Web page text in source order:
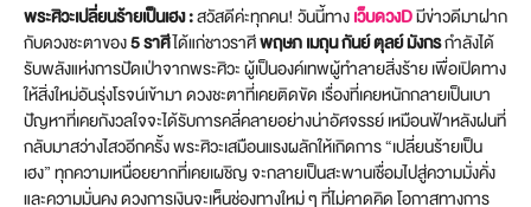
พระศิวะเปลี่ยนร้ายเป็นเฮง :สวัสดีค่ะทุกคน! วันนี้ทางเว็บดวงDมีข่าวดีมาฝาก
กับดวงชะตาของ5 ราศีได้แก่ชาวราศีพฤษภ เมถุน กันย์ ตุลย์ มังกรกำลังได้
รับพลังแห่งการปัดเป่าจากพระศิวะ ผู้เป็นองค์เทพผู้ทำลายสิ่งร้าย เพื่อเปิดทาง
ให้สิ่งใหม่อันรุ่งโรจน์เข้ามา ดวงชะตาที่เคยติดขัด เรื่องที่เคยหนักกลายเป็นเบา
ปัญหาที่เคยกังวลใจจะได้รับการคลี่คลายอย่างน่าอัศจรรย์ เหมือนฟ้าหลังฝนที่
กลับมาสว่างไสวอีกครั้ง พระศิวะเสมือนแรงผลักให้เกิดการ “เปลี่ยนร้ายเป็น
เฮง” ทุกความเหนื่อยยากที่เคยเผชิญ จะกลายเป็นสะพานเชื่อมไปสู่ความมั่งคั่ง
และความมั่นคง ดวงการเงินจะเห็นช่องทางใหม่ ๆ ที่ไม่คาดคิด โอกาสทางการ